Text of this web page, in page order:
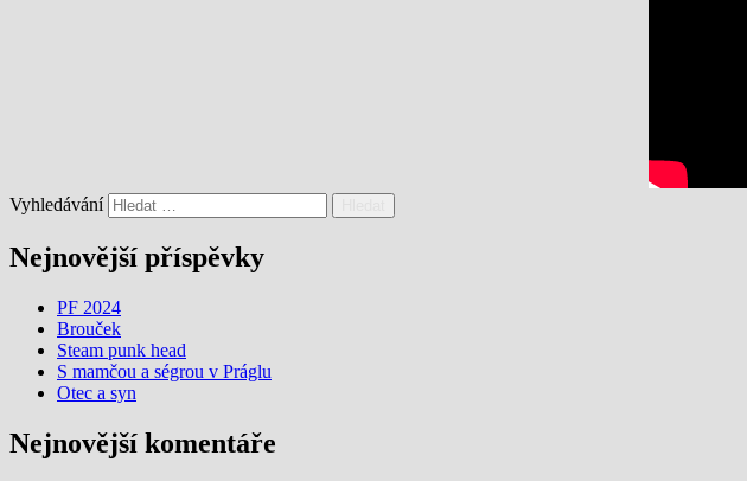
Vyhledávání
Nejnovější příspěvky
PF 2024
Brouček
Steam punk head
S mamčou a ségrou v Práglu
Otec a syn
Nejnovější komentáře